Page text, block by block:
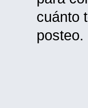
cuánto
posteo.